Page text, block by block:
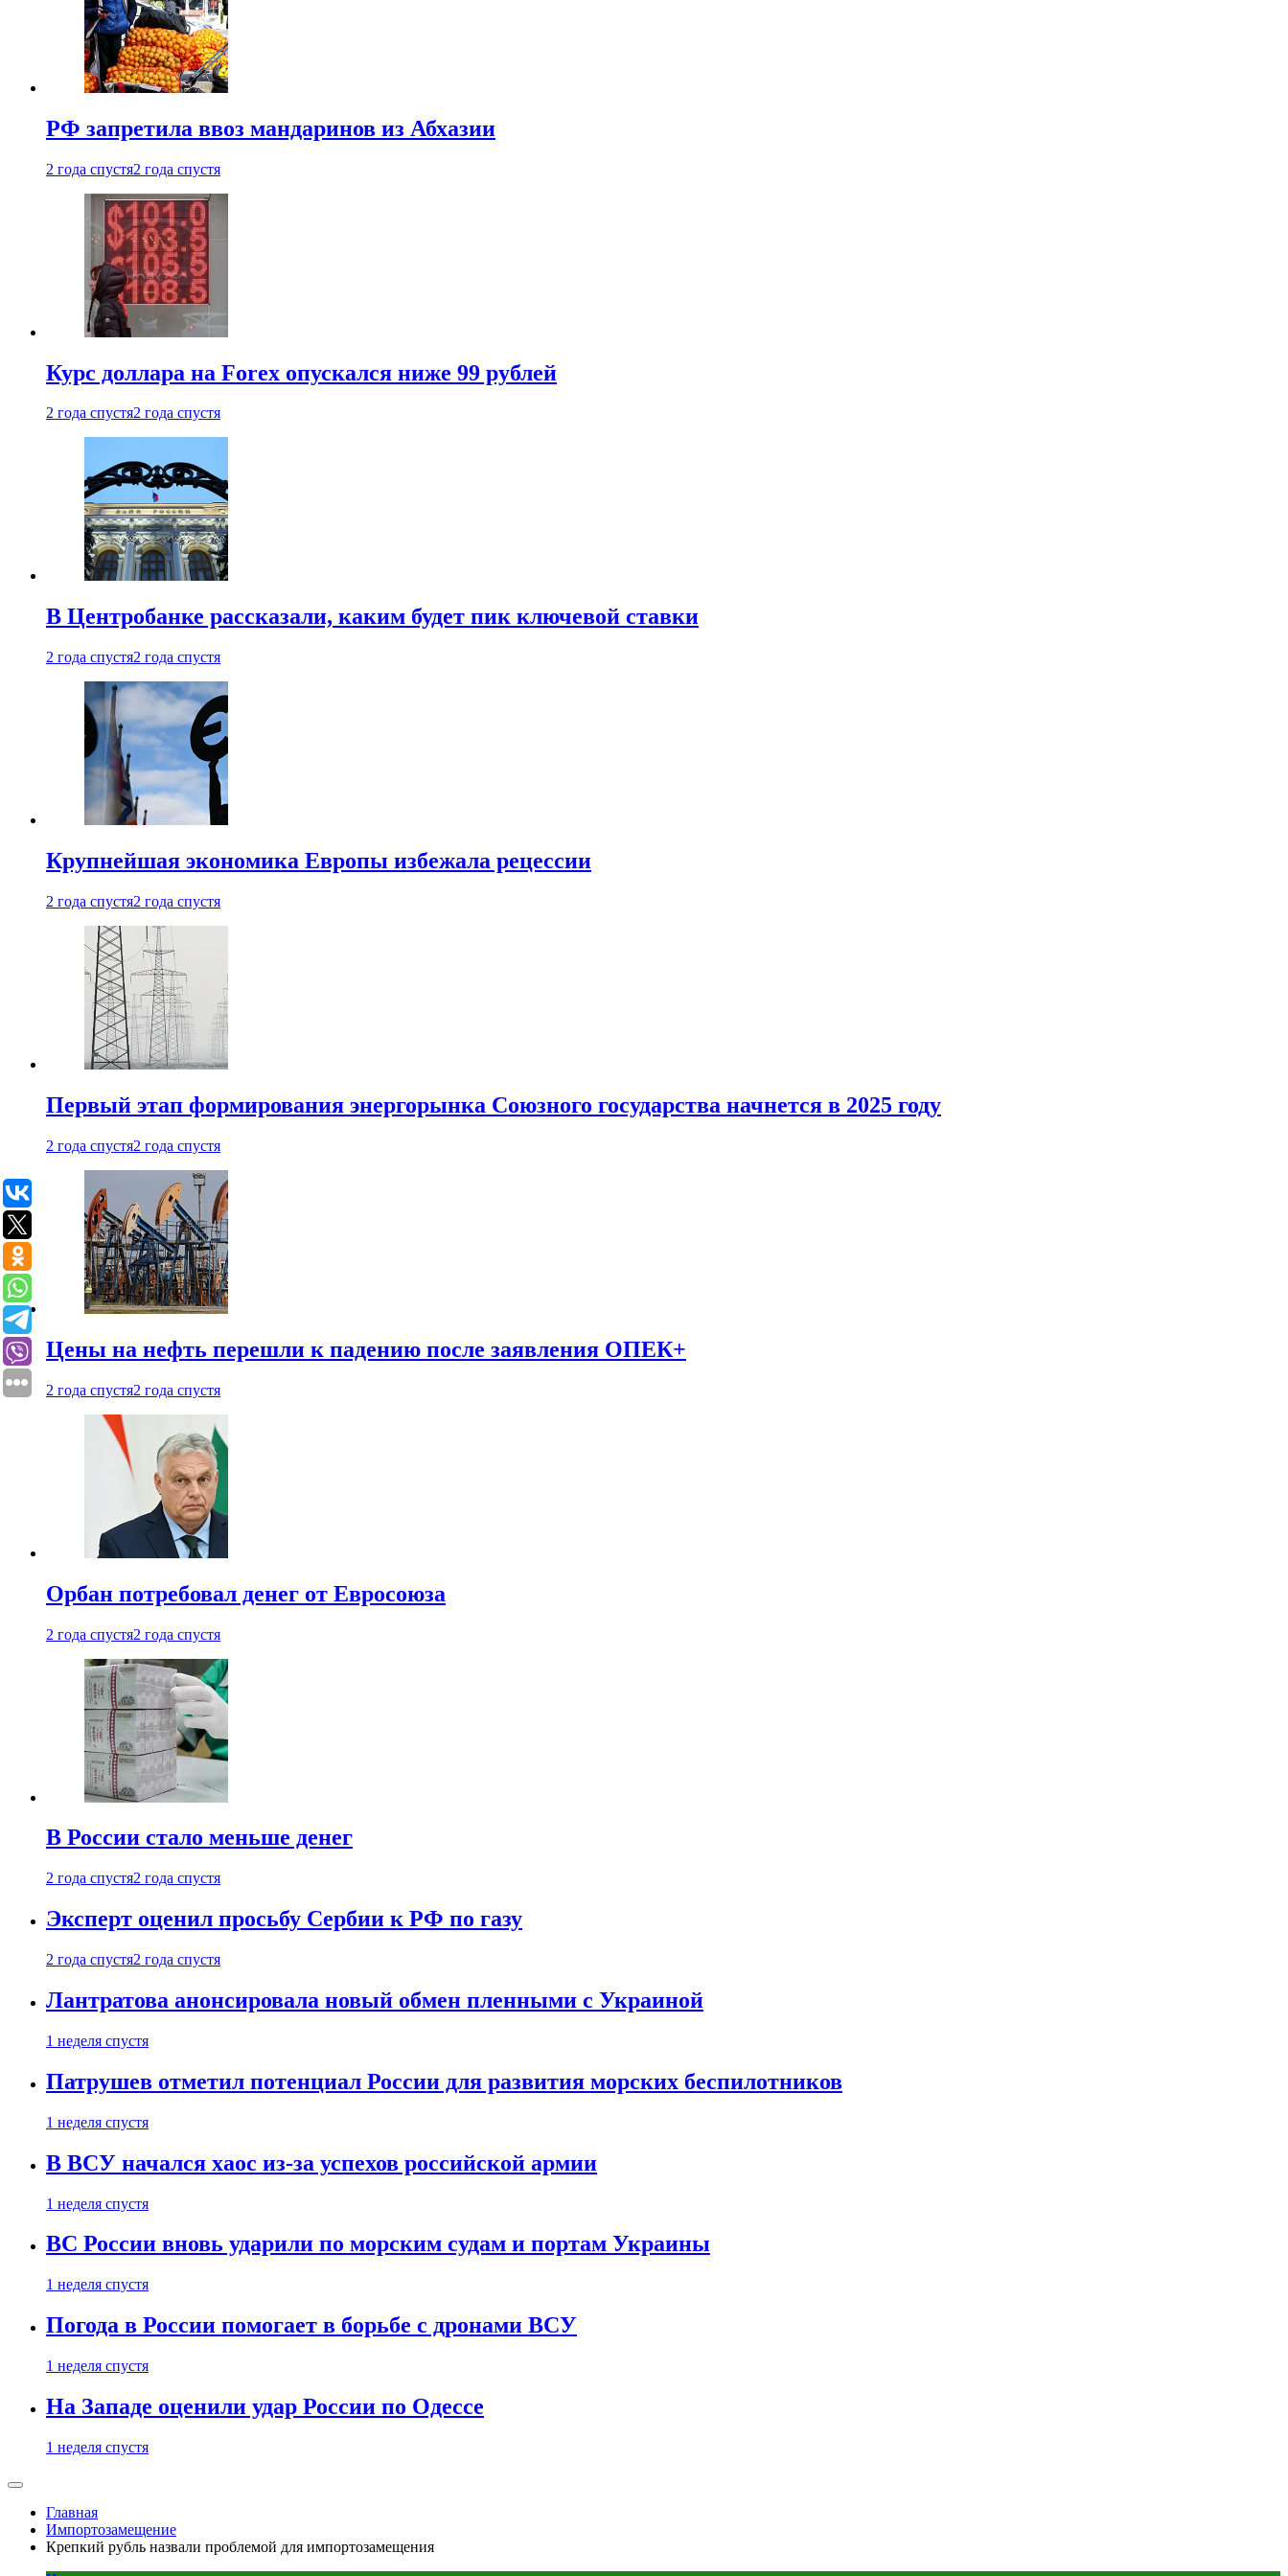
РФ запретила ввоз мандаринов из Абхазии
2 года спустя2 года спустя
Курс доллара на Forex опускался ниже 99 рублей
2 года спустя2 года спустя
В Центробанке рассказали, каким будет пик ключевой ставки
2 года спустя2 года спустя
Крупнейшая экономика Европы избежала рецессии
2 года спустя2 года спустя
Первый этап формирования энергорынка Союзного государства начнется в 2025 году
2 года спустя2 года спустя
Цены на нефть перешли к падению после заявления ОПЕК+
2 года спустя2 года спустя
Орбан потребовал денег от Евросоюза
2 года спустя2 года спустя
В России стало меньше денег
2 года спустя2 года спустя
Эксперт оценил просьбу Сербии к РФ по газу
2 года спустя2 года спустя
Лантратова анонсировала новый обмен пленными с Украиной
1 неделя спустя
Патрушев отметил потенциал России для развития морских беспилотников
1 неделя спустя
В ВСУ начался хаос из-за успехов российской армии
1 неделя спустя
ВС России вновь ударили по морским судам и портам Украины
1 неделя спустя
Погода в России помогает в борьбе с дронами ВСУ
1 неделя спустя
На Западе оценили удар России по Одессе
1 неделя спустя
Главная
Импортозамещение
Крепкий рубль назвали проблемой для импортозамещения